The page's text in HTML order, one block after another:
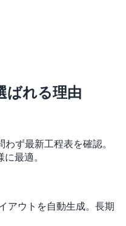
ばれる理由
ず最新工程表を確認。
最適。
アウトを自動生成。長期